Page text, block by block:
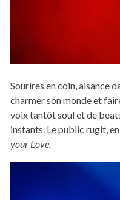
Sourires en coin, aisance
charmer son monde et
voix tantôt soul et de
instants. Le public rugit,
your Love.